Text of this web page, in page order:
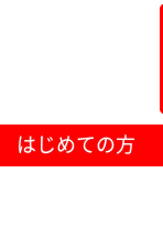
はじめての方